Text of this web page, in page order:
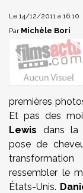
Le 14/12/2011 à 16:10
Par Michèle Bori
premières
Et pas des
Lewis dans la
pose de
ressembler le
États-Unis.